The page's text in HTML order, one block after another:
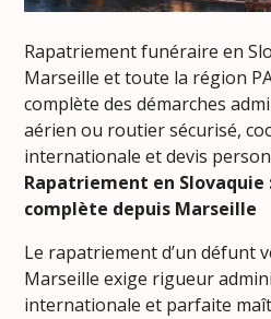
Rapatriement funéraire en
Marseille et toute la région
complète des démarches
aérien ou routier sécurisé,
internationale et devis
Rapatriement en
complète depuis Marseille
Le rapatriement d’un défunt
Marseille exige rigueur
internationale et parfaite